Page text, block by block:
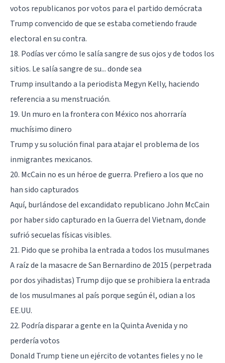
votos republicanos por votos para el partido demócrata
Trump convencido de que se estaba cometiendo fraude
electoral en su contra.
18. Podías ver cómo le salía sangre de sus ojos y de todos los
sitios. Le salía sangre de su... donde sea
Trump insultando a la periodista Megyn Kelly, haciendo
referencia a su menstruación.
19. Un muro en la frontera con México nos ahorraría
muchísimo dinero
Trump y su solución final para atajar el problema de los
inmigrantes mexicanos.
20. McCain no es un héroe de guerra. Prefiero a los que no
han sido capturados
Aquí, burlándose del excandidato republicano John McCain
por haber sido capturado en la Guerra del Vietnam, donde
sufrió secuelas físicas visibles.
21. Pido que se prohiba la entrada a todos los musulmanes
A raíz de la masacre de San Bernardino de 2015 (perpetrada
por dos yihadistas) Trump dijo que se prohibiera la entrada
de los musulmanes al país porque según él, odian a los
EE.UU.
22. Podría disparar a gente en la Quinta Avenida y no
perdería votos
Donald Trump tiene un ejército de votantes fieles y no le